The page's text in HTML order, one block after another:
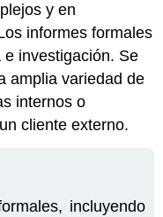
y en
informes formales
investigación. Se
amplia variedad de
internos o
cliente externo.
incluyendo